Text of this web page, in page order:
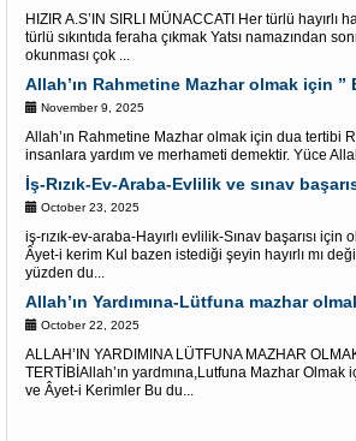
HIZIR A.S’IN SIRLI MÜNACCATI Her türlü hayırlı
türlü sıkıntıda feraha çıkmak Yatsı namazından
okunması çok ...
November 9, 2025
Allah’ın Rahmetine Mazhar olmak için dua tertibi
insanlara yardım ve merhameti demektir. Yüce
October 23, 2025
iş-rızık-ev-araba-Hayırlı evlilik-Sınav başarısı
Âyet-i kerim Kul bazen istediği şeyin hayırlı mı
yüzden du...
Allah’ın Yardımına-Lütfuna mazhar
October 22, 2025
ALLAH’IN YARDIMINA LÜTFUNA MAZHAR
TERTİBİAllah’ın yardmına,Lutfuna Mazhar Olmak
ve Âyet-i Kerimler Bu du...